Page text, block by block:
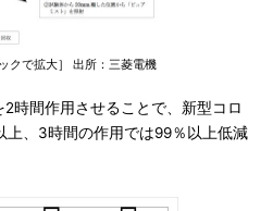
クで拡大］ 出所：三菱電機
時間作用させることで、新型コロ
上、3時間の作用では99％以上低減